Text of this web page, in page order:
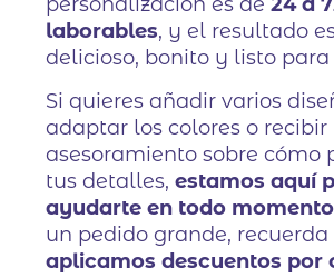
laborables, y el resultado
delicioso, bonito y listo
Si quieres añadir varios
adaptar los colores o recibir
asesoramiento sobre cómo
tus detalles,estamos aquí
ayudarte en todo momento
un pedido grande, recuerda
aplicamos descuentos por